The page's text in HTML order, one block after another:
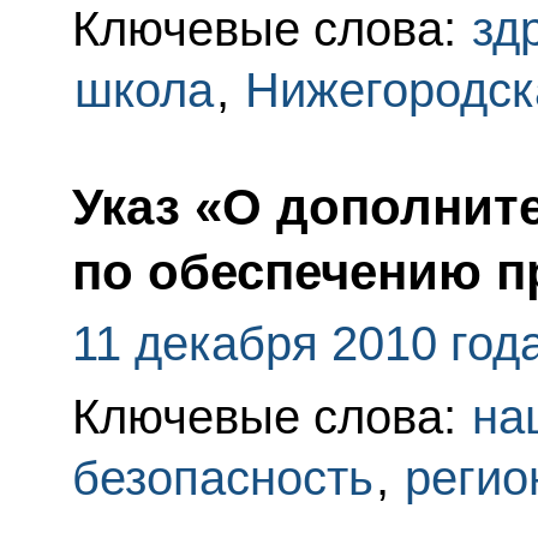
Ключевые слова:
школа,
Указ «О
по обеспечению
11 декабря 2010
Ключевые слова:
безопасность,